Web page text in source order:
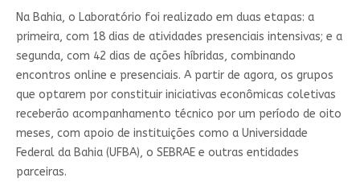
Na Bahia, o Laboratório foi realizado em duas etapas: a
primeira, com 18 dias de atividades presenciais intensivas; e a
segunda, com 42 dias de ações híbridas, combinando
encontros online e presenciais. A partir de agora, os grupos
que optarem por constituir iniciativas econômicas coletivas
receberão acompanhamento técnico por um período de oito
meses, com apoio de instituições como a Universidade
Federal da Bahia (UFBA), o SEBRAE e outras entidades
parceiras.